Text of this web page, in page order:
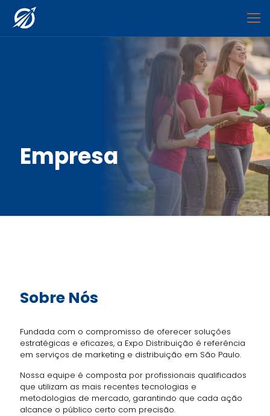
Empresa
Sobre Nós
Fundada com o compromisso de oferecer soluções
estratégicas e eficazes, a Expo Distribuição é referência
em serviços de marketing e distribuição em São Paulo.
Nossa equipe é composta por profissionais qualificados
que utilizam as mais recentes tecnologias e
metodologias de mercado, garantindo que cada ação
alcance o público certo com precisão.